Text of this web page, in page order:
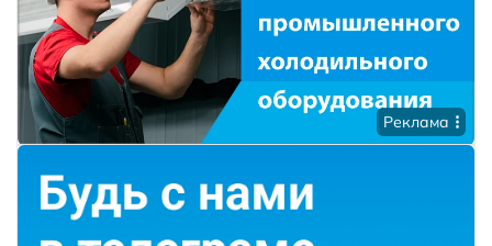
Реклама